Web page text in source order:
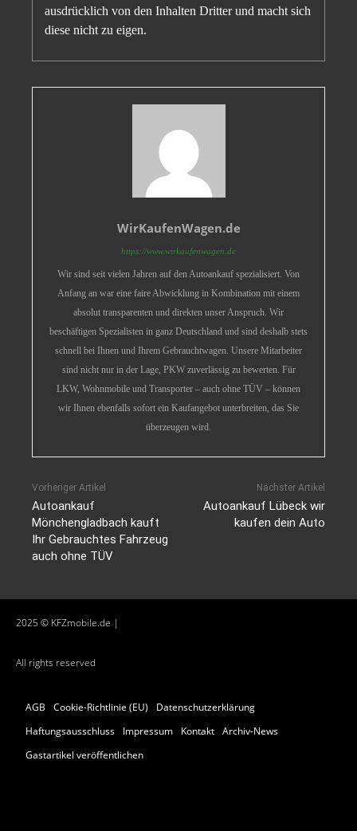
ausdrücklich von den Inhalten Dritter und macht sich
diese nicht zu eigen.
WirKaufenWagen.de
https://www.wirkaufenwagen.de
Wir sind seit vielen Jahren auf den Autoankauf spezialisiert. Von
Anfang an war eine faire Abwicklung in Kombination mit einem
absolut transparenten und direkten unser Anspruch. Wir
beschäftigen Spezialisten in ganz Deutschland und sind deshalb stets
schnell bei Ihnen und Ihrem Gebrauchtwagen. Unsere Mitarbeiter
sind nicht nur in der Lage, PKW zuverlässig zu bewerten. Für
LKW, Wohnmobile und Transporter – auch ohne TÜV – können
wir Ihnen ebenfalls sofort ein Kaufangebot unterbreiten, das Sie
überzeugen wird.
Vorheriger Artikel
Autoankauf
Mönchengladbach kauft
Ihr Gebrauchtes Fahrzeug
auch ohne TÜV
Nächster Artikel
Autoankauf Lübeck wir
kaufen dein Auto
2025 © KFZmobile.de |
All rights reserved
AGB Cookie-Richtlinie (EU)
Datenschutzerklärung
Haftungsausschluss
Impressum Kontakt Archiv-News
Gastartikel veröffentlichen